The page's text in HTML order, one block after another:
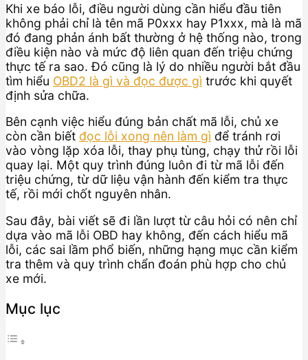
Khi xe báo lỗi, điều người dùng cần hiểu đầu tiên
không phải chỉ là tên mã P0xxx hay P1xxx, mà là mã
đó đang phản ánh bất thường ở hệ thống nào, trong
điều kiện nào và mức độ liên quan đến triệu chứng
thực tế ra sao. Đó cũng là lý do nhiều người bắt đầu
tìm hiểu OBD2 là gì và đọc được gì trước khi quyết
định sửa chữa.
Bên cạnh việc hiểu đúng bản chất mã lỗi, chủ xe
còn cần biết đọc lỗi xong nên làm gì để tránh rơi
vào vòng lặp xóa lỗi, thay phụ tùng, chạy thử rồi lỗi
quay lại. Một quy trình đúng luôn đi từ mã lỗi đến
triệu chứng, từ dữ liệu vận hành đến kiểm tra thực
tế, rồi mới chốt nguyên nhân.
Sau đây, bài viết sẽ đi lần lượt từ câu hỏi có nên chỉ
dựa vào mã lỗi OBD hay không, đến cách hiểu mã
lỗi, các sai lầm phổ biến, những hạng mục cần kiểm
tra thêm và quy trình chẩn đoán phù hợp cho chủ
xe mới.
Mục lục